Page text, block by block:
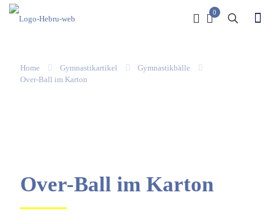
0
Home Gymnastikartikel
Gymnastikbälle
Over-Ball im Karton
Over-Ball im Karton